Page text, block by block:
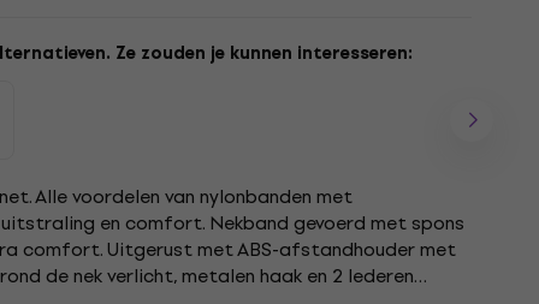
Ze zouden je kunnen interesseren:
Alle voordelen van nylonbanden met
en comfort. Nekband gevoerd met spons
comfort. Uitgerust met ABS-afstandhouder met
de nek verlicht, metalen haak en 2 lederen